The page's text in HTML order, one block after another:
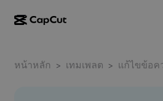
CapCut บนเดสก์ท็อป
แม่แบบโซเชียลมีเดีย
หน้าหลัก > เทมเพลต > แก้ไขข้อค